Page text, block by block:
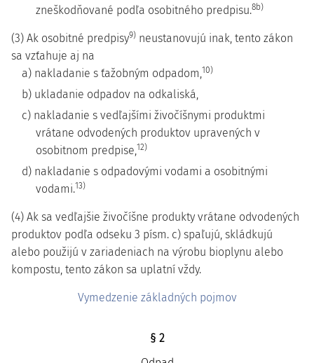
zneškodňované podľa osobitného predpisu.8b)
(3) Ak osobitné predpisy9) neustanovujú inak, tento zákon
sa vzťahuje aj na
a) nakladanie s ťažobným odpadom,10)
b) ukladanie odpadov na odkaliská,
c) nakladanie s vedľajšími živočíšnymi produktmi
vrátane odvodených produktov upravených v
osobitnom predpise,12)
d) nakladanie s odpadovými vodami a osobitnými
vodami.13)
(4) Ak sa vedľajšie živočíšne produkty vrátane odvodených
produktov podľa odseku 3 písm. c) spaľujú, skládkujú
alebo použijú v zariadeniach na výrobu bioplynu alebo
kompostu, tento zákon sa uplatní vždy.
Vymedzenie základných pojmov
§ 2